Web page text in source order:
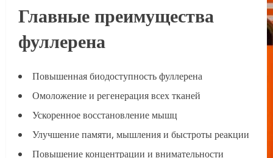
Главные преимущества
фуллерена
Повышенная биодоступность фуллерена
Омоложение и регенерация всех тканей
Ускоренное восстановление мышц
Улучшение памяти, мышления и быстроты реакции
Повышение концентрации и внимательности